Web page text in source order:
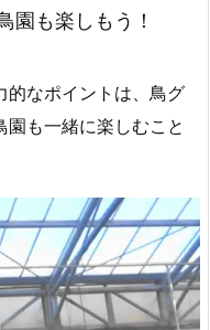
園も楽しもう！
的なポイントは、鳥グ
も一緒に楽しむこと